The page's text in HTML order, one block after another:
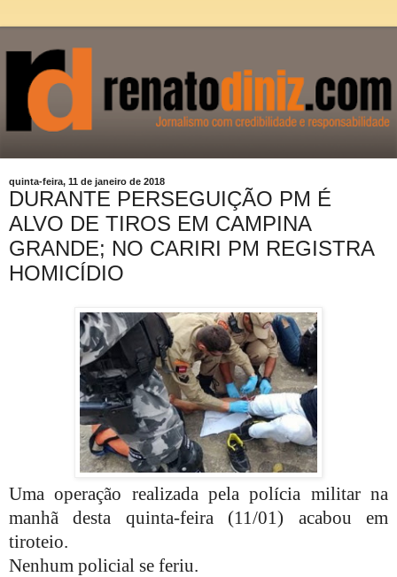
quinta-feira, 11 de janeiro de 2018
DURANTE PERSEGUIÇÃO PM É
ALVO DE TIROS EM CAMPINA
GRANDE; NO CARIRI PM REGISTRA
HOMICÍDIO
Uma operação realizada pela polícia militar na
manhã desta quinta-feira (11/01) acabou em
tiroteio.
Nenhum policial se feriu.